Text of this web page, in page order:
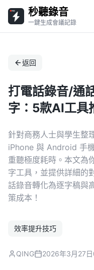
秒聽錄音
一鍵生成會議記錄
返回
打電話錄音/通
字：5款AI工具
針對商務人士與學生整
iPhone 與 Android 手
重聽極度耗時。本文為
字工具，並提供詳細的
話錄音轉化為逐字稿與
策成本！
效率提升技巧
QING 2026年3月27日